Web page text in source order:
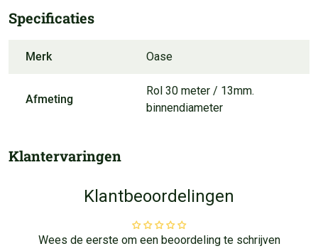
Specificaties
Merk Oase
Afmeting
Rol 30 meter / 13mm.
binnendiameter
Klantervaringen
Klantbeoordelingen
Wees de eerste om een beoordeling te schrijven